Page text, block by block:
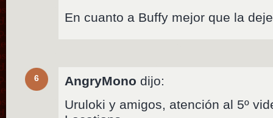
En cuanto a Buffy mejor que la
6 AngryMono dijo:
Uruloki y amigos, atención al 5º